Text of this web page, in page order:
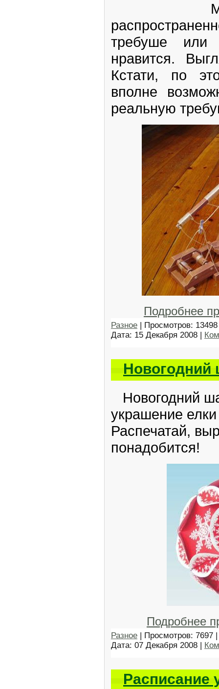
Модель
требуше или
нравится.
Кстати, по
вполне
реальную
Подробнее
Разное | Просмотров:
Дата: 15 Декабря 2008 |
Новогодний
Новогодний
украшение
Распечатай,
понадобится!
Подробнее
Разное | Просмотров: 7697
Дата: 07 Декабря 2008 |
Расписание